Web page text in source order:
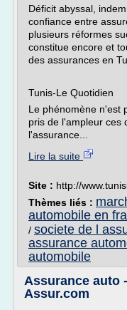
Déficit abyssal,
confiance entre
plusieurs réformes
constitue encore et
des assurances en
Tunis-Le Quotidien
Le phénomène n'est
pris de l'ampleur ces
l'assurance...
Lire la suite
Site : http://
Thèmes liés :
automobile en
/ societe de l
assurance
automobile
Assurance auto
Assur.com